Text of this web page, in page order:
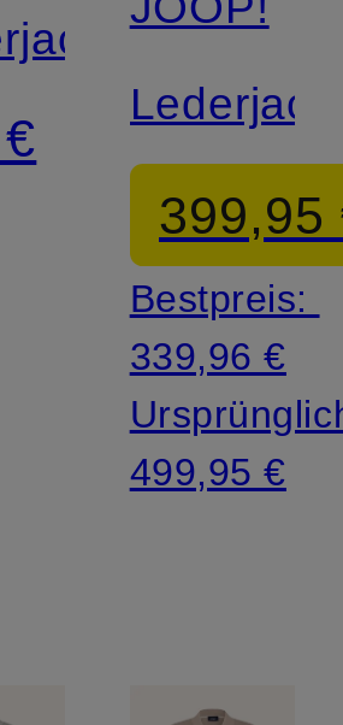
399,95
Bestpreis:
339,96 €
499,95 €